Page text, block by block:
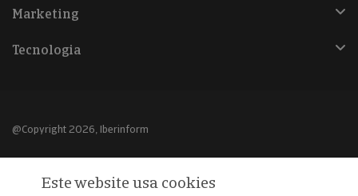
Marketing
Tecnologia
@Copyright 2026, Iberinform
Este website usa cookies